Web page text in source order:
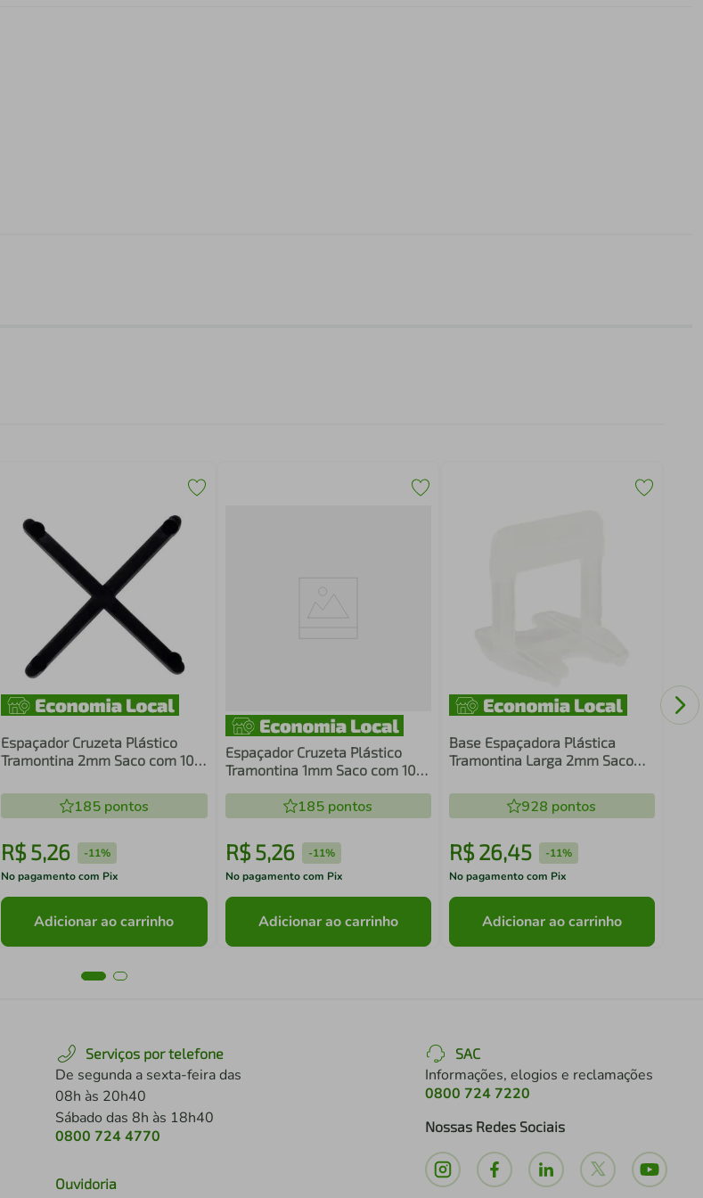
Espaçador Cruzeta Plástico
Tramontina 2mm Saco com 100
185pontos
R$5,26 -11%
No pagamento com Pix
Adicionar ao carrinho
Espaçador Cruzeta Plástico
Tramontina 1mm Saco com 100
185 pontos
R$ 5,26 -11%
No pagamento com Pix
Adicionar ao carrinho
Base Espaçadora Plástica
Tramontina Larga 2mm Saco
928 pontos
R$ 26,45 -11%
No pagamento com Pix
Adicionar ao carrinho
Serviços por telefone
De segunda a sexta-feira das
08h às 20h40
Sábado das 8h às 18h40
0800 724 4770
Ouvidoria
SAC
Informações, elogios e reclamações
0800 724 7220
Nossas Redes Sociais